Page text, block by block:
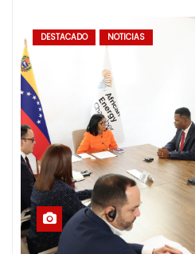
DESTACADO NOTICIAS